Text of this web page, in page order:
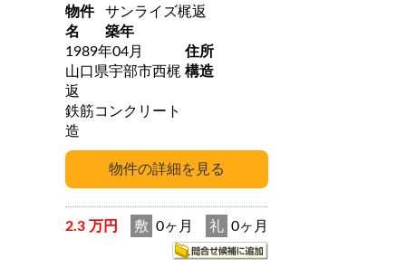
物件
名
サンライズ梶返
築年
1989年04月
住所
山口県宇部市西梶
返
構造
鉄筋コンクリート
造
2.3 万円 敷 0ヶ月 礼 0ヶ月